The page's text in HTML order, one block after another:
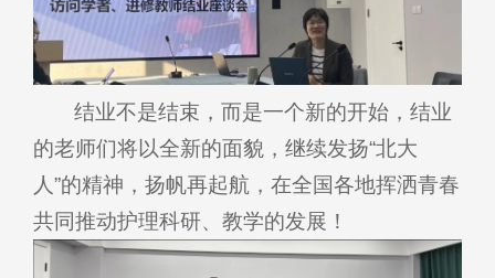
结业不是结束，而是一个新的开始，结业
的老师们将以全新的面貌，继续发扬“北大
人”的精神，扬帆再起航，在全国各地挥洒青春
共同推动护理科研、教学的发展！